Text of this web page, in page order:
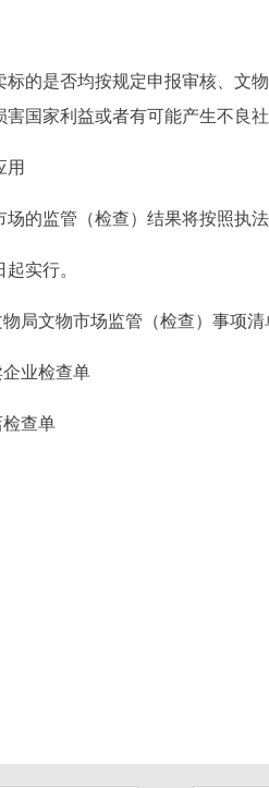
是否均按规定申报审核、文物
害国家利益或者有可能产生不良
监管（检查）结果将按照执法
实行。
局文物市场监管（检查）事项清
业检查单
查单